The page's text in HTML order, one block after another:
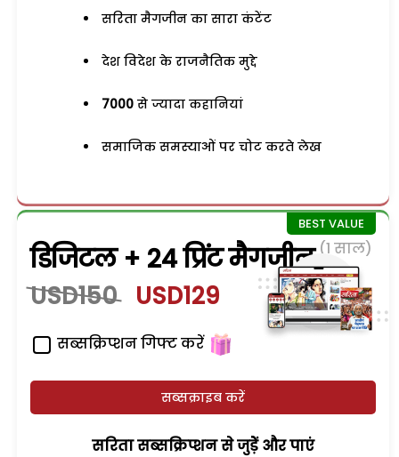
सरिता मैगजीन का सारा कंटेंट
देश विदेश के राजनैतिक मुद्दे
7000 से ज्यादा कहानियां
समाजिक समस्याओं पर चोट करते लेख
डिजिटल + 24 प्रिंट मैगजीन (1 साल)
USD150 USD129
सब्सक्रिप्शन गिफ्ट करें
सब्सक्राइब करें
सरिता सब्सक्रिप्शन से जुड़ेें और पाएं